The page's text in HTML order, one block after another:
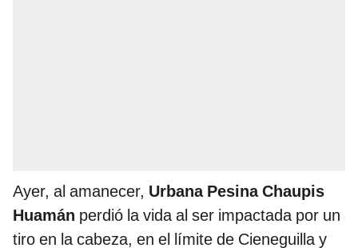
Ayer, al amanecer, Urbana Pesina Chaupis
Huamán perdió la vida al ser impactada por un
tiro en la cabeza, en el límite de Cieneguilla y